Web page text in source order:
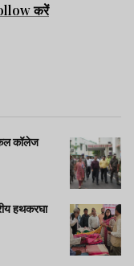
करें
कॉलेज
हथकरघा